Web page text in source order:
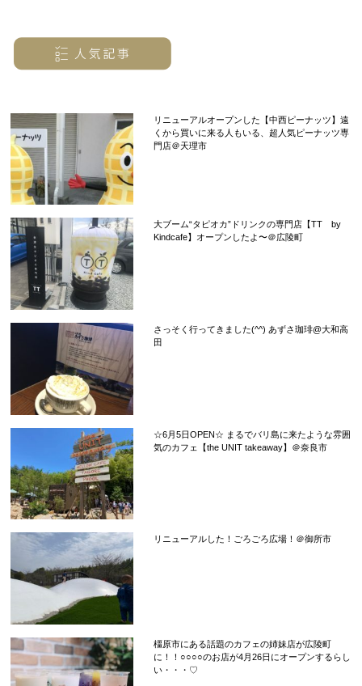
リニューアルオープンした【中西ピーナッツ】遠
くから買いに来る人もいる、超人気ピーナッツ専
門店＠天理市
大ブーム“タピオカ”ドリンクの専門店【TT by
Kindcafe】オープンしたよ〜＠広陵町
さっそく行ってきました(^^) あずさ珈琲@大和高
田
☆6月5日OPEN☆ まるでバリ島に来たような雰囲
気のカフェ【the UNIT takeaway】＠奈良市
リニューアルした！ごろごろ広場！＠御所市
橿原市にある話題のカフェの姉妹店が広陵町
に！！○○○○のお店が4月26日にオープンするらし
い・・・♡